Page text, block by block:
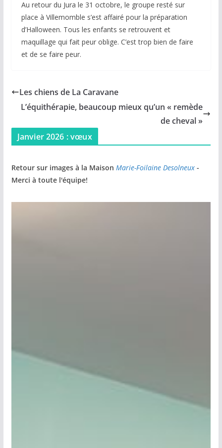
Au retour du Jura le 31 octobre, le groupe resté sur
place à Villemomble s’est affairé pour la préparation
d’Halloween. Tous les enfants se retrouvent et
maquillage qui fait peur oblige. C’est trop bien de faire
et de se faire peur.
Les chiens de La Caravane
L’équithérapie, beaucoup mieux qu’un « remède
de cheval »
Janvier 2026 : vœux
Retour sur images à la Maison Marie-Foilaine Desolneux-
Merci à toute l'équipe!